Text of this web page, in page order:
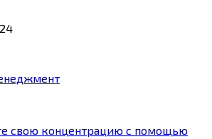
свою концентрацию с помощью